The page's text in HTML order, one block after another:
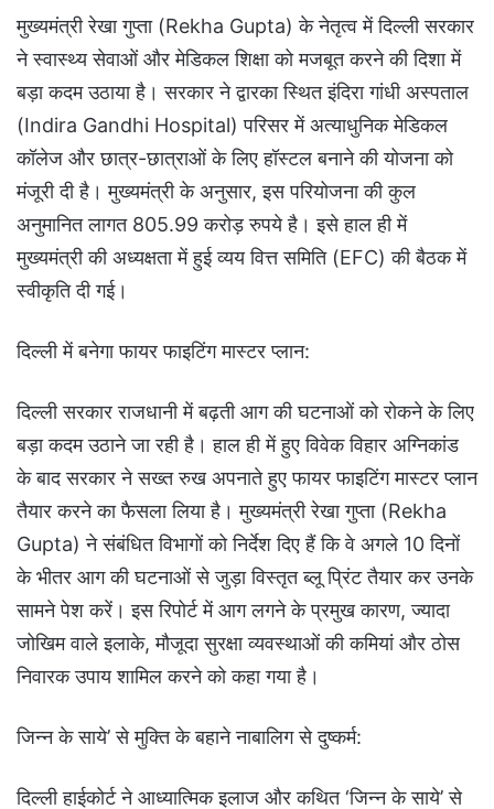
मुख्यमंत्री रेखा गुप्ता (Rekha Gupta) के नेतृत्व में दिल्ली सरकार
ने स्वास्थ्य सेवाओं और मेडिकल शिक्षा को मजबूत करने की दिशा में
बड़ा कदम उठाया है। सरकार ने द्वारका स्थित इंदिरा गांधी अस्पताल
(Indira Gandhi Hospital) परिसर में अत्याधुनिक मेडिकल
कॉलेज और छात्र-छात्राओं के लिए हॉस्टल बनाने की योजना को
मंजूरी दी है। मुख्यमंत्री के अनुसार, इस परियोजना की कुल
अनुमानित लागत 805.99 करोड़ रुपये है। इसे हाल ही में
मुख्यमंत्री की अध्यक्षता में हुई व्यय वित्त समिति (EFC) की बैठक में
स्वीकृति दी गई।
दिल्ली में बनेगा फायर फाइटिंग मास्टर प्लान:
दिल्ली सरकार राजधानी में बढ़ती आग की घटनाओं को रोकने के लिए
बड़ा कदम उठाने जा रही है। हाल ही में हुए विवेक विहार अग्निकांड
के बाद सरकार ने सख्त रुख अपनाते हुए फायर फाइटिंग मास्टर प्लान
तैयार करने का फैसला लिया है। मुख्यमंत्री रेखा गुप्ता (Rekha
Gupta) ने संबंधित विभागों को निर्देश दिए हैं कि वे अगले 10 दिनों
के भीतर आग की घटनाओं से जुड़ा विस्तृत ब्लू प्रिंट तैयार कर उनके
सामने पेश करें। इस रिपोर्ट में आग लगने के प्रमुख कारण, ज्यादा
जोखिम वाले इलाके, मौजूदा सुरक्षा व्यवस्थाओं की कमियां और ठोस
निवारक उपाय शामिल करने को कहा गया है।
जिन्न के साये’ से मुक्ति के बहाने नाबालिग से दुष्कर्म:
दिल्ली हाईकोर्ट ने आध्यात्मिक इलाज और कथित ‘जिन्न के साये’ से